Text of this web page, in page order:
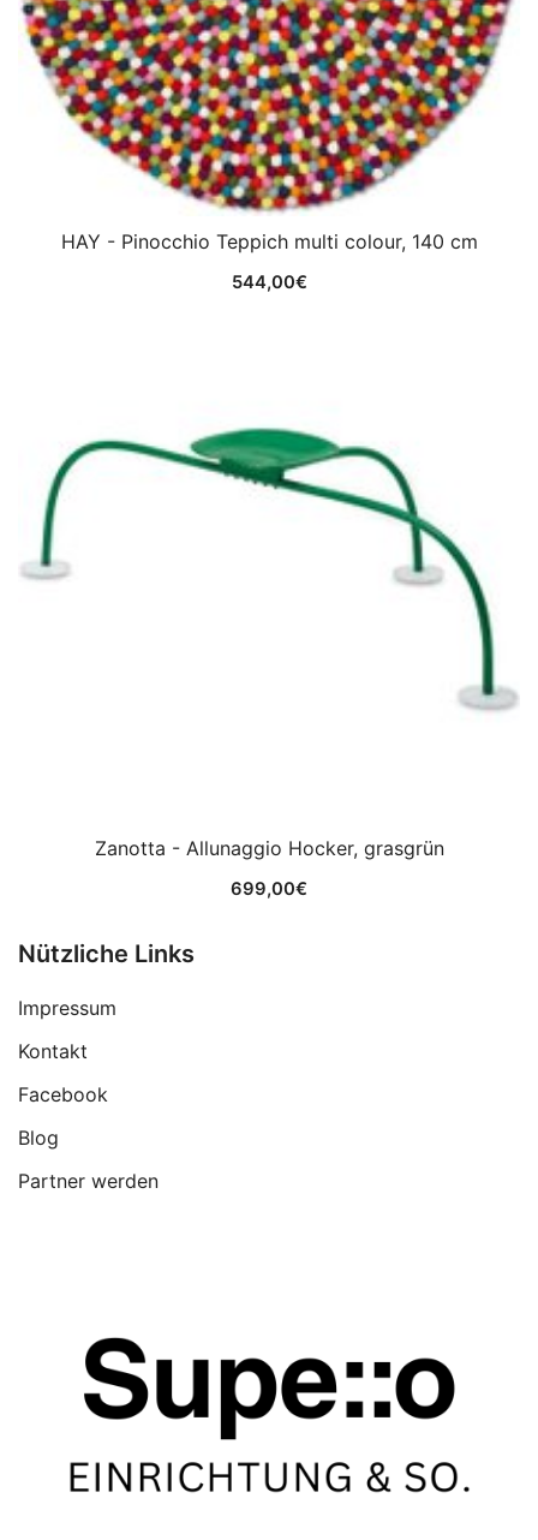
HAY - Pinocchio Teppich multi colour, 140 cm
544,00€
Zanotta - Allunaggio Hocker, grasgrün
699,00€
Nützliche Links
Impressum
Kontakt
Facebook
Blog
Partner werden